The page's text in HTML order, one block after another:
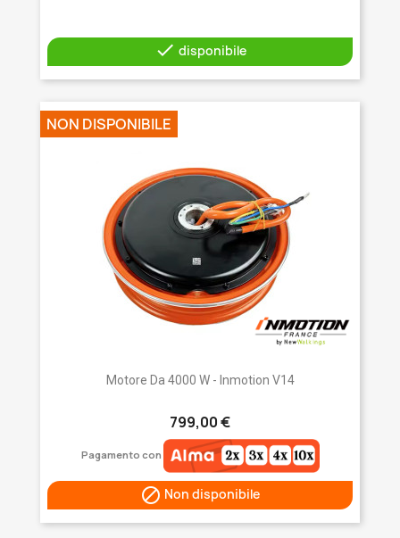
 disponibile
Motore Da 4000 W - Inmotion V14
799,00 €
Pagamento con
 Non disponibile
NON DISPONIBILE